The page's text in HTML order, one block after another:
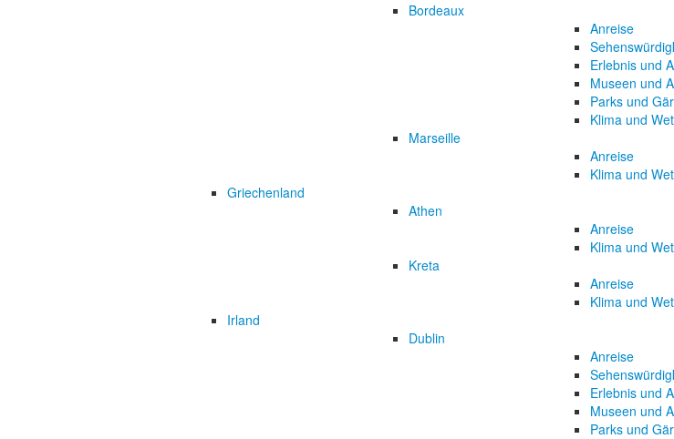
Bordeaux
Anreise
Erlebnis und
Museen und
Parks und
Klima und
Marseille
Anreise
Klima und
Griechenland
Athen
Anreise
Klima und
Kreta
Anreise
Klima und
Irland
Dublin
Anreise
Erlebnis und
Museen und
Parks und